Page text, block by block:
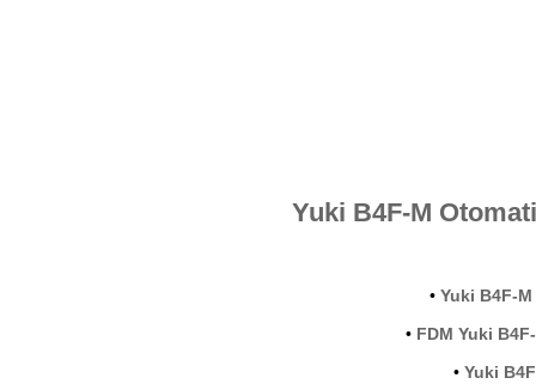
Yuki B4F-M
• Yuki B4F-M
• FDM Yuki
•Yuki